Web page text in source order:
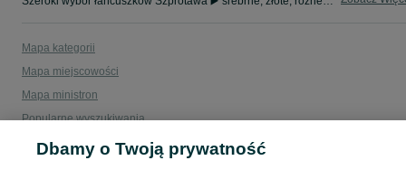
Mapa kategorii
Mapa miejscowości
Mapa ministron
Popularne wyszukiwania
Dbamy o Twoją prywatność